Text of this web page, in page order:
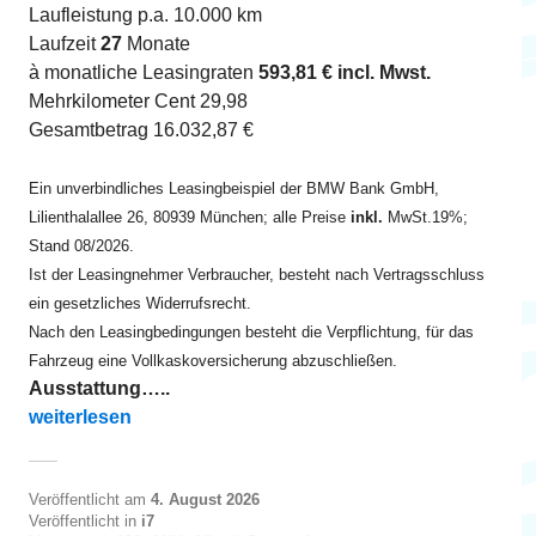
Laufleistung p.a. 10.000 km
Laufzeit27 Monate
à monatliche Leasingraten 593,81 € incl. Mwst.
Mehrkilometer Cent 29,98
Gesamtbetrag 16.032,87 €
Ein unverbindliches Leasingbeispiel der BMW Bank GmbH,
Lilienthalallee 26, 80939 München; alle Preise inkl. MwSt.19%;
Stand 08/2026.
Ist der Leasingnehmer Verbraucher, besteht nach Vertragsschluss
ein gesetzliches Widerrufsrecht.
Nach den Leasingbedingungen besteht die Verpflichtung, für das
Fahrzeug eine Vollkaskoversicherung abzuschließen.
Ausstattung…..
„i7 xDrive60 ab unter 600 EUR“
weiterlesen
Veröffentlicht am 4. August 2026
Veröffentlicht in i7